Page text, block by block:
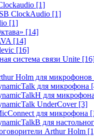
[1]
ClockAudio [1]
[1]
[14]
[14]
[16]
система связи Unite
Holm для микрофонов
для микрофона
для микрофона
UnderCover [3]
для микрофона
для
Arthur Holm